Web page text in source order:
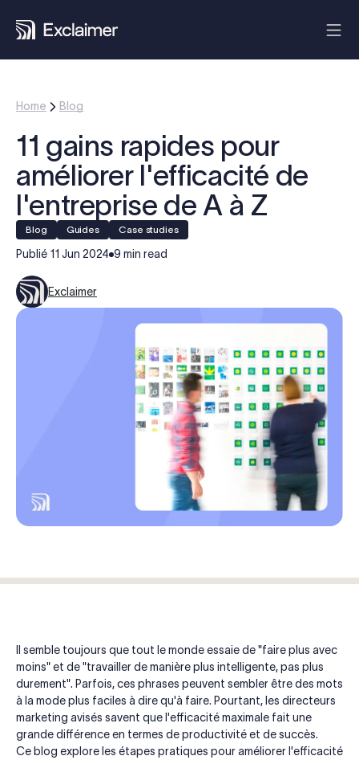
Home Blog
11 gains rapides pour
améliorer l'efficacité de
l'entreprise de A à Z
blog guides case studies
Publié 11 Jun 2024 9 min read
Exclaimer
Il semble toujours que tout le monde essaie de "faire plus avec
moins" et de "travailler de manière plus intelligente, pas plus
durement". Parfois, ces phrases peuvent sembler être des mots
à la mode plus faciles à dire qu'à faire. Pourtant, les directeurs
marketing avisés savent que l'efficacité maximale fait une
grande différence en termes de productivité et de succès.
Ce blog explore les étapes pratiques pour améliorer l'efficacité